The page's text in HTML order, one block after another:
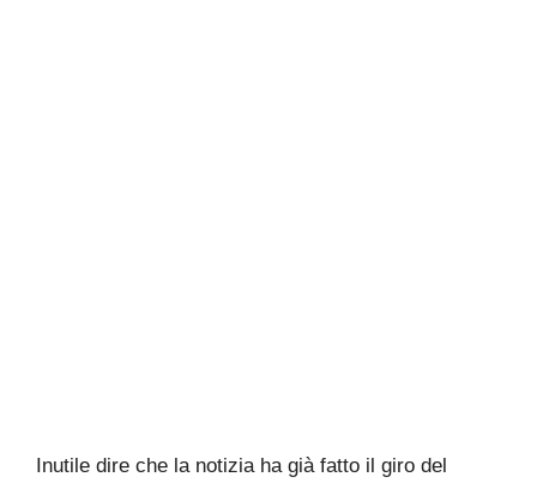
Inutile dire che la notizia ha già fatto il giro del